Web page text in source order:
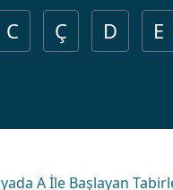
C Ç D E
A İle Başlayan